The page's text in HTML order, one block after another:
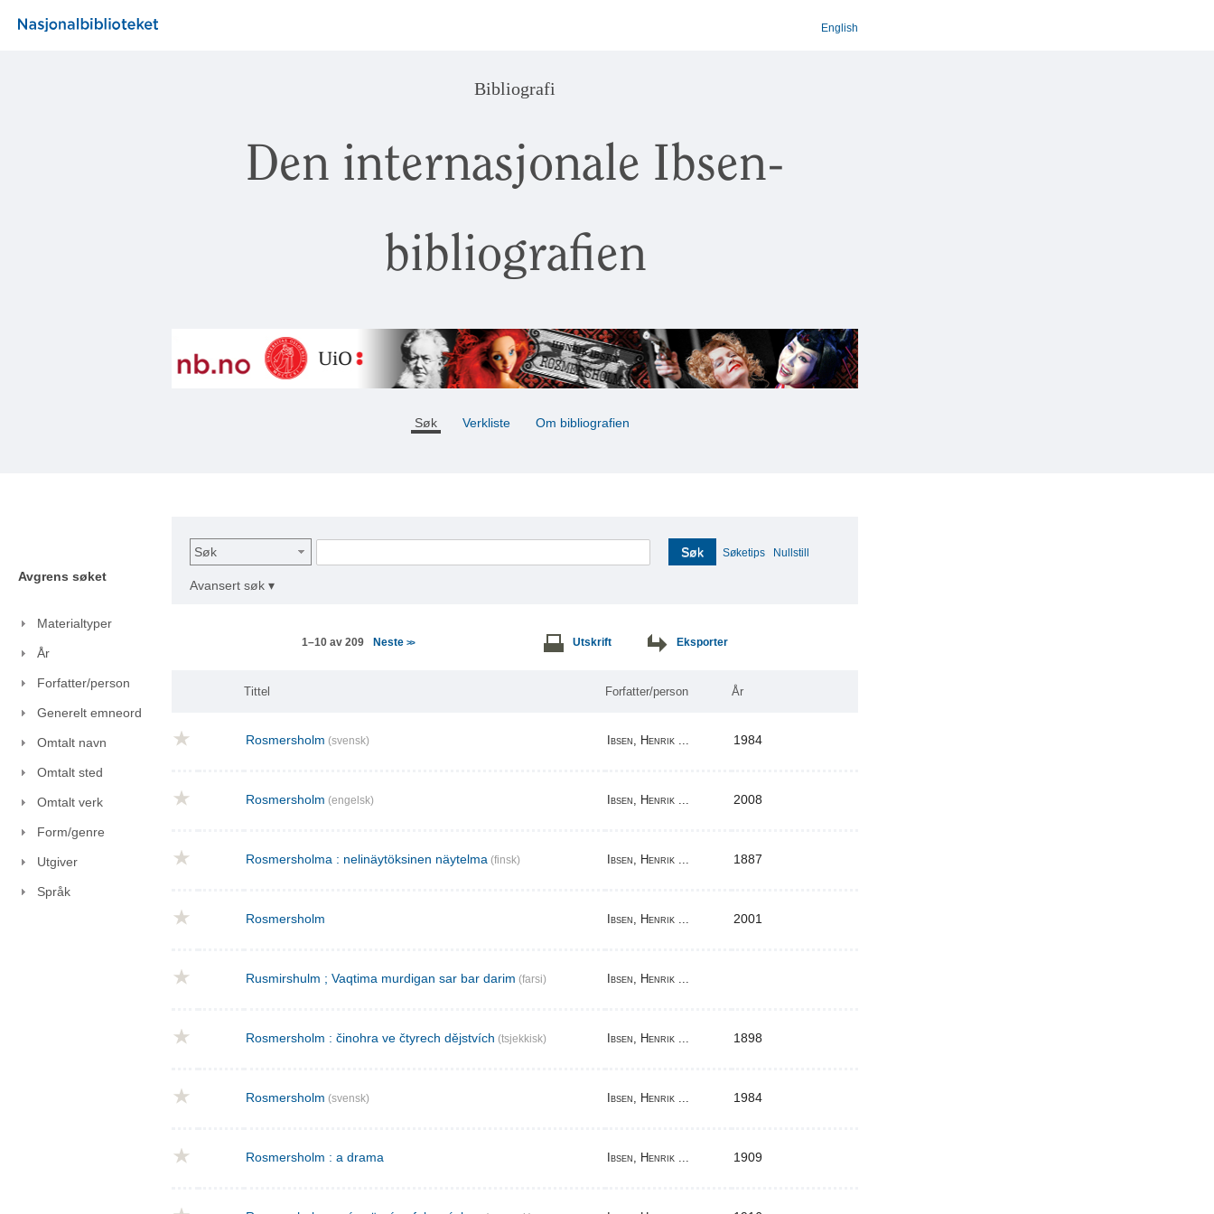
English
Bibliografi
Den internasjonale Ibsen-
bibliografien
Søk Verkliste Om bibliografien
Avgrens søket
Materialtyper
År
Forfatter/person
Generelt emneord
Omtalt navn
Omtalt sted
Omtalt verk
Form/genre
Utgiver
Språk
Søk Søk Søketips Nullstill
Avansert søk ▾
1–10 av 209 Neste >> Utskrift Eksporter
Tittel Forfatter/person År
Rosmersholm (svensk) Ibsen, Henrik ... 1984
Rosmersholm (engelsk) Ibsen, Henrik ... 2008
Rosmersholma : nelinäytöksinen näytelma (finsk) Ibsen, Henrik ... 1887
Rosmersholm Ibsen, Henrik ... 2001
Rusmirshulm ; Vaqtima murdigan sar bar darim (farsi) Ibsen, Henrik ...
Rosmersholm : činohra ve čtyrech dějstvích (tsjekkisk) Ibsen, Henrik ... 1898
Rosmersholm (svensk) Ibsen, Henrik ... 1984
Rosmersholm : a drama Ibsen, Henrik ... 1909